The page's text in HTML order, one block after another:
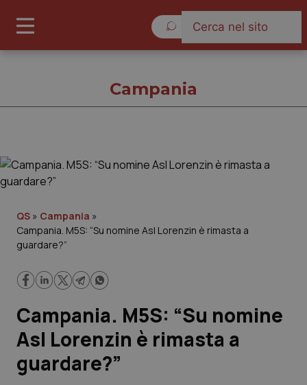
Governo e Parlamento
Regioni e Asl
Lavoro e Professioni
Scienza e Farmaci
Studi e Analisi
Campania
QS » Campania »
Campania. M5S: “Su nomine Asl Lorenzin è rimasta a
guardare?”
Campania. M5S: “Su nomine
Asl Lorenzin è rimasta a
guardare?”